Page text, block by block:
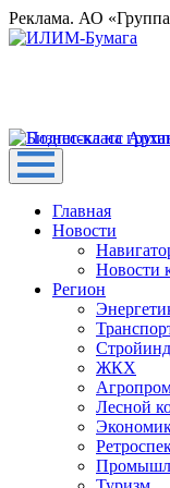
Реклама. АО
Главная
Новости
Новости
Регион
ЖКХ
Лесной